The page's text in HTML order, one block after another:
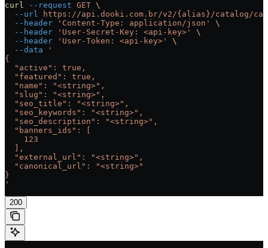
curl --request GET \
  --url
https://api.dooki.com.br/v2/{alias}/catalog/
  --header
'Content-Type: application/json'
\
  --header
'User-Secret-Key: <api-key>'
\
  --header
'User-Token: <api-key>'
\
  --data
'
{
  "active": true,
  "featured": true,
  "name": "<string>",
  "slug": "<string>",
  "seo_title": "<string>",
  "seo_keywords": "<string>",
  "seo_description": "<string>",
  "banners_ids": [
    123
  ],
  "external_url": "<string>",
  "canonical_url": "<string>"
}
'
200